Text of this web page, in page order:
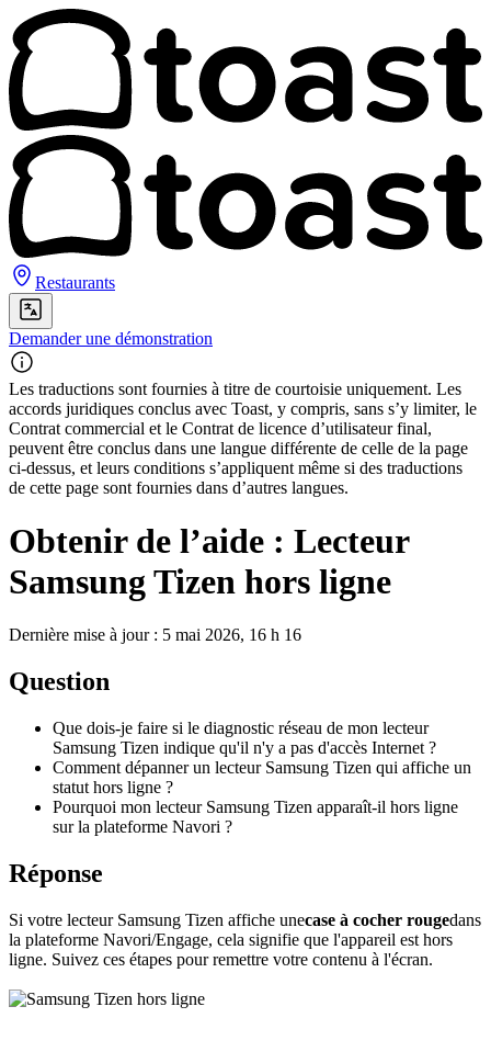
Restaurants
Demander une démonstration
Les traductions sont fournies à titre de courtoisie uniquement. Les
accords juridiques conclus avec Toast, y compris, sans s’y limiter, le
Contrat commercial et le Contrat de licence d’utilisateur final,
peuvent être conclus dans une langue différente de celle de la page
ci-dessus, et leurs conditions s’appliquent même si des traductions
de cette page sont fournies dans d’autres langues.
Obtenir de l’aide : Lecteur
Samsung Tizen hors ligne
Dernière mise à jour : 5 mai 2026, 16 h 16
Question
Que dois-je faire si le diagnostic réseau de mon lecteur
Samsung Tizen indique qu'il n'y a pas d'accès Internet ?
Comment dépanner un lecteur Samsung Tizen qui affiche un
statut hors ligne ?
Pourquoi mon lecteur Samsung Tizen apparaît-il hors ligne
sur la plateforme Navori ?
Réponse
Si votre lecteur Samsung Tizen affiche unecase à cocher rougedans
la plateforme Navori/Engage, cela signifie que l'appareil est hors
ligne. Suivez ces étapes pour remettre votre contenu à l'écran.